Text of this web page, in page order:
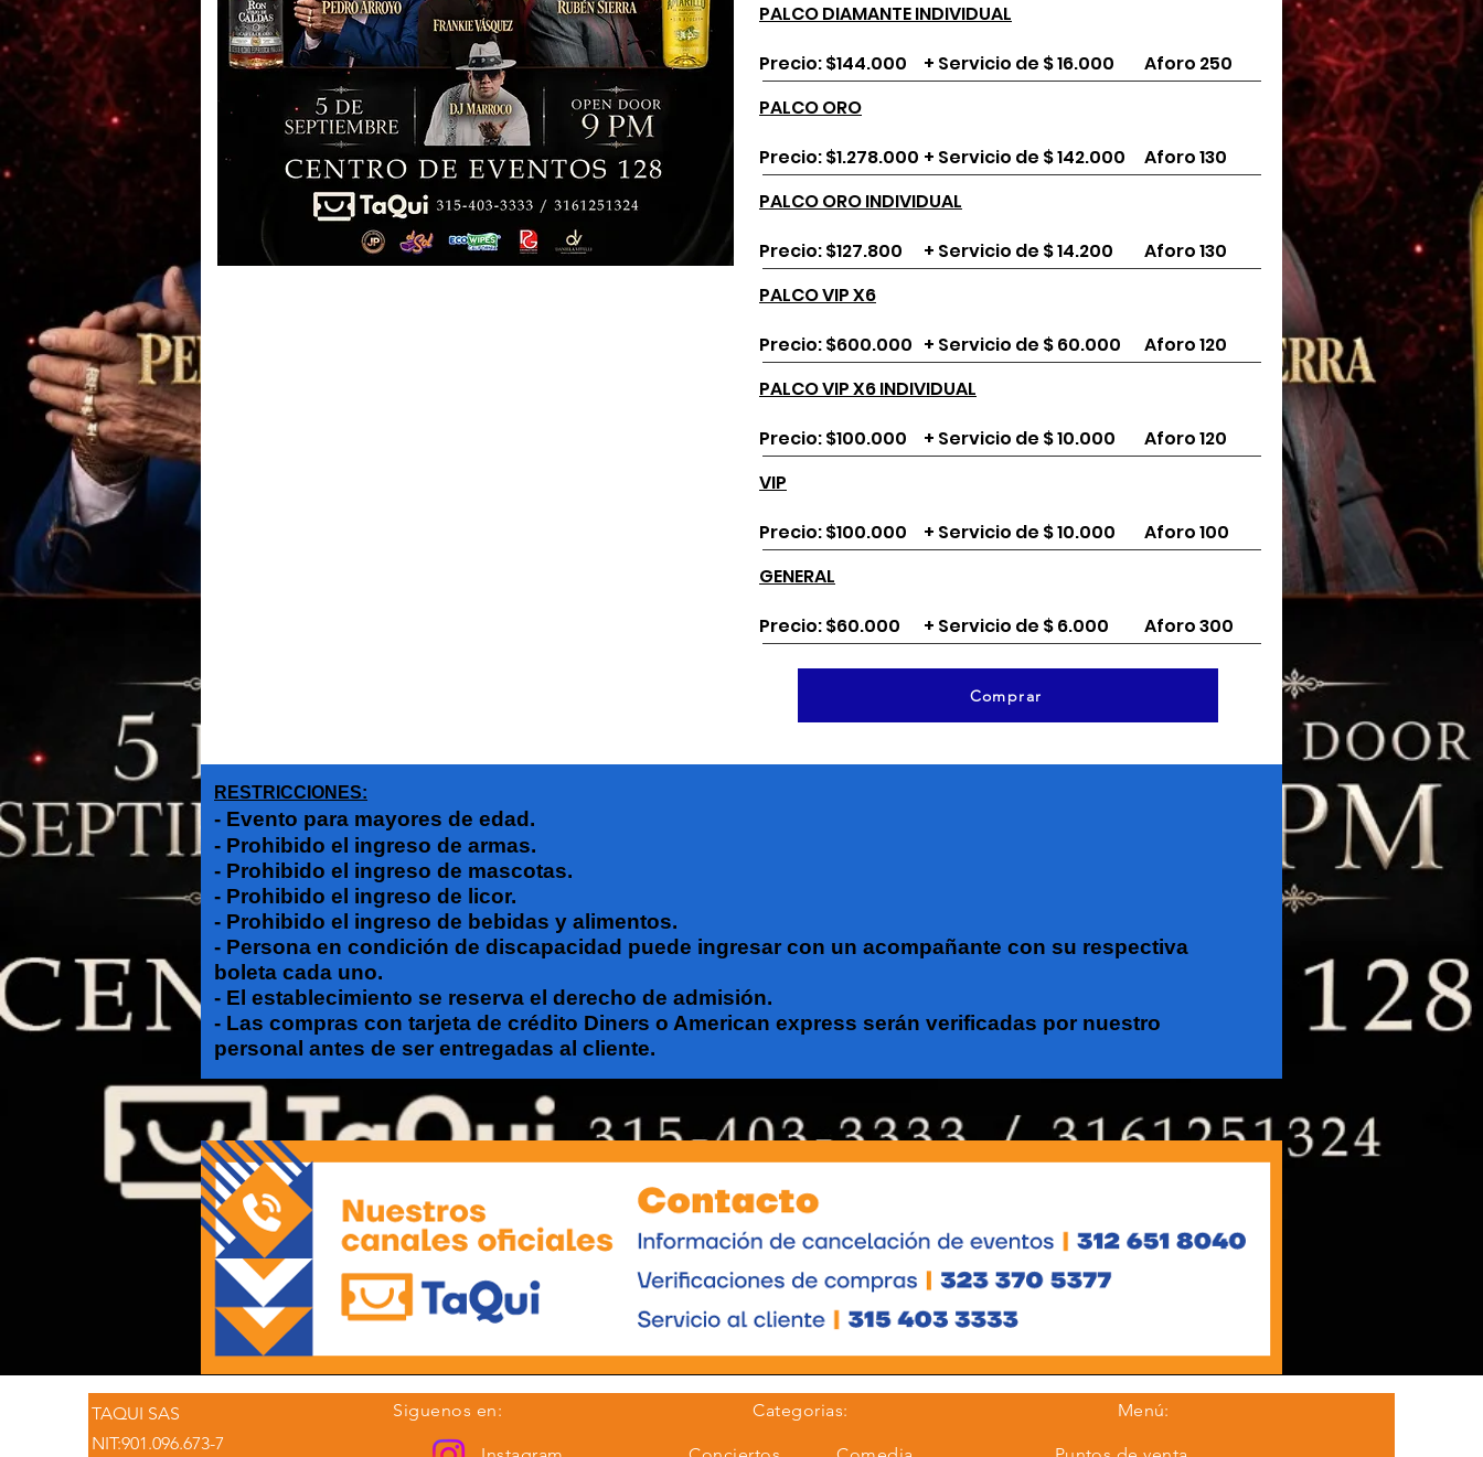
PALCO DIAMANTE INDIVIDUAL
Precio: $144.000
+ Servicio de $ 16.000
Aforo 250
PALCO ORO
Precio: $1.278.000 + Servicio de $ 142.000
Aforo 130
PALCO ORO INDIVIDUAL
Precio: $127.800
+ Servicio de $ 14.200
Aforo 130
PALCO VIP X6
Precio: $600.000 + Servicio de $ 60.000
Aforo 120
PALCO VIP X6 INDIVIDUAL
Precio: $100.000
+ Servicio de $ 10.000
Aforo 120
VIP
Precio: $100.000
+ Servicio de $ 10.000
Aforo 100
GENERAL
Precio: $60.000
+ Servicio de $ 6.000 Aforo 300
Comprar
RESTRICCIONES:
- Evento para mayores de edad.
- Prohibido el ingreso de armas.
- Prohibido el ingreso de mascotas.
- Prohibido el ingreso de licor.
- Prohibido el ingreso de bebidas y alimentos.
- Persona en condición de discapacidad puede ingresar con un acompañante con su respectiva
boleta cada uno.​​
- El establecimiento se reserva el derecho de admisión.
- Las compras con tarjeta de crédito Diners o American express serán verificadas por nuestro
personal antes de ser entregadas al cliente.
TAQUI SAS
NIT:901.096.673-7
Siguenos en: Categorias: Menú: